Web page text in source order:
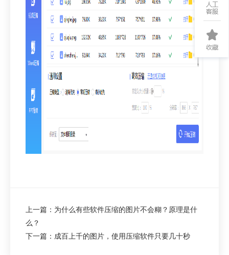
上一篇：为什么有些软件压缩的图片不会糊？原理是什
么？
下一篇：成百上千的图片，使用压缩软件只要几十秒